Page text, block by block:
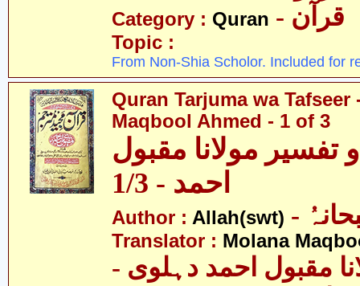
Category : Quran - قرآن
Topic :
From Non-Shia Scholor. Included for
Quran Tarjuma wa Tafseer
Maqbool Ahmed - 1 of 3
تفسیر مولانا مقبول
احمد - 1/3
Author : Allah(swt)
Translator : Molana
مقبول احمد دہلوی